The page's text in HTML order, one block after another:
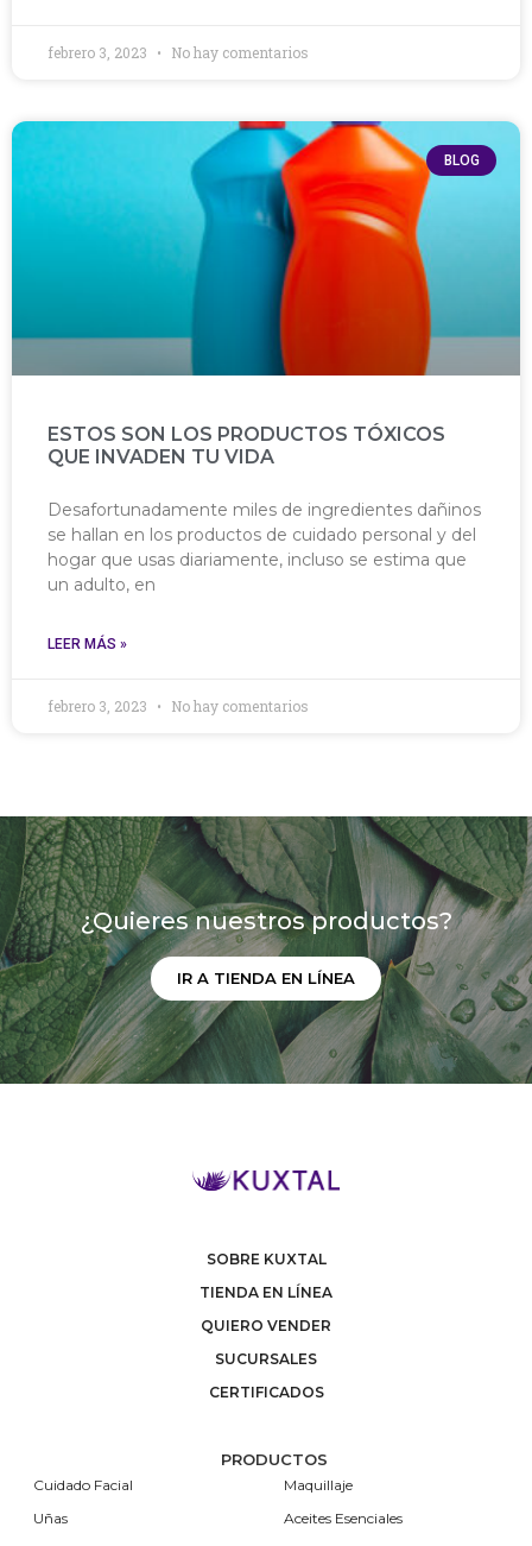
febrero 3, 2023 No hay comentarios
BLOG
ESTOS SON LOS PRODUCTOS TÓXICOS
QUE INVADEN TU VIDA
Desafortunadamente miles de ingredientes dañinos
se hallan en los productos de cuidado personal y del
hogar que usas diariamente, incluso se estima que
un adulto, en
LEER MÁS »
febrero 3, 2023 No hay comentarios
¿Quieres nuestros productos?
IR A TIENDA EN LÍNEA
SOBRE KUXTAL
TIENDA EN LÍNEA
QUIERO VENDER
SUCURSALES
CERTIFICADOS
PRODUCTOS
Cuidado Facial
Maquillaje
Uñas
Aceites Esenciales